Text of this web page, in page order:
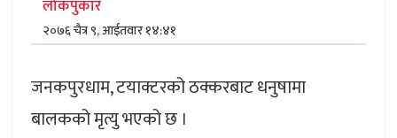
लोकपुकार
२०७६ चैत्र ९, आईतवार १४:४१
जनकपुरधाम, टयाक्टरको ठक्करबाट धनुषामा
बालकको मृत्यु भएको छ ।